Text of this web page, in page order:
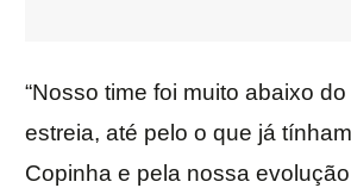
“Nosso time foi muito abaixo
estreia, até pelo o que já
Copinha e pela nossa